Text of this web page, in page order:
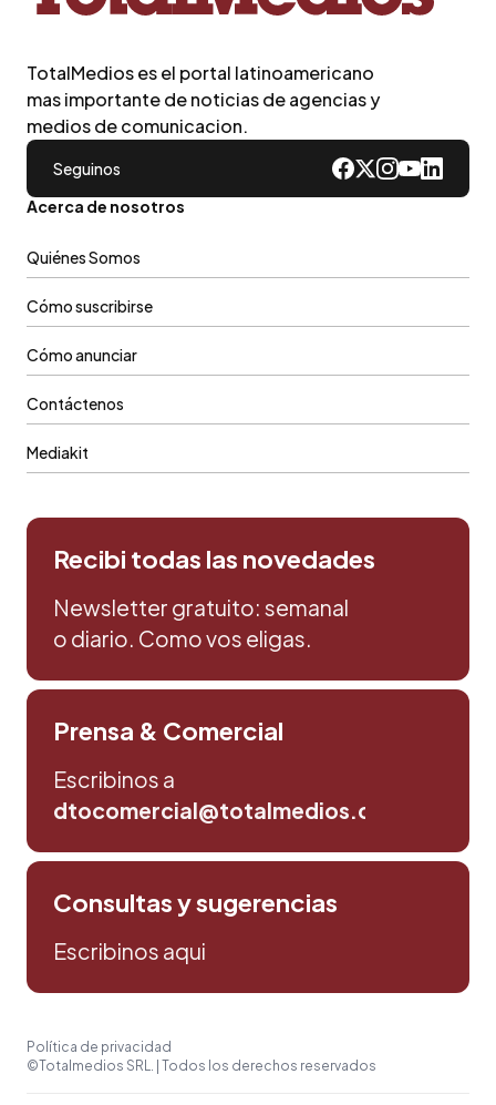
TotalMedios es el portal latinoamericano
mas importante de noticias de agencias y
medios de comunicacion.
Seguinos
Acerca de nosotros
Quiénes Somos
Cómo suscribirse
Cómo anunciar
Contáctenos
Mediakit
Recibi todas las novedades
Newsletter gratuito: semanal
o diario. Como vos eligas.
Prensa & Comercial
Escribinos a
dtocomercial@totalmedios.com
Consultas y sugerencias
Escribinos aqui
Política de privacidad
©Totalmedios SRL. | Todos los derechos reservados